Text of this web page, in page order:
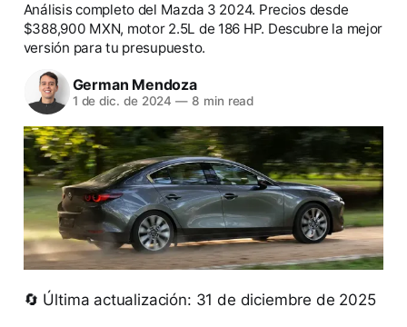
Análisis completo del Mazda 3 2024. Precios desde
$388,900 MXN, motor 2.5L de 186 HP. Descubre la mejor
versión para tu presupuesto.
German Mendoza
1 de dic. de 2024 — 8 min read
🔄 Última actualización: 31 de diciembre de 2025